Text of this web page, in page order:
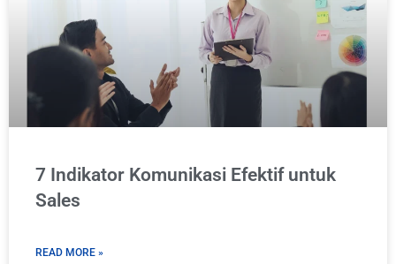
7 Indikator Komunikasi Efektif untuk
Sales​
READ MORE »